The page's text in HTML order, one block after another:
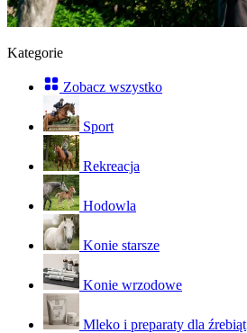
Kategorie
Zobacz wszystko
Sport
Rekreacja
Hodowla
Konie starsze
Konie wrzodowe
Mleko i preparaty dla źrebiąt